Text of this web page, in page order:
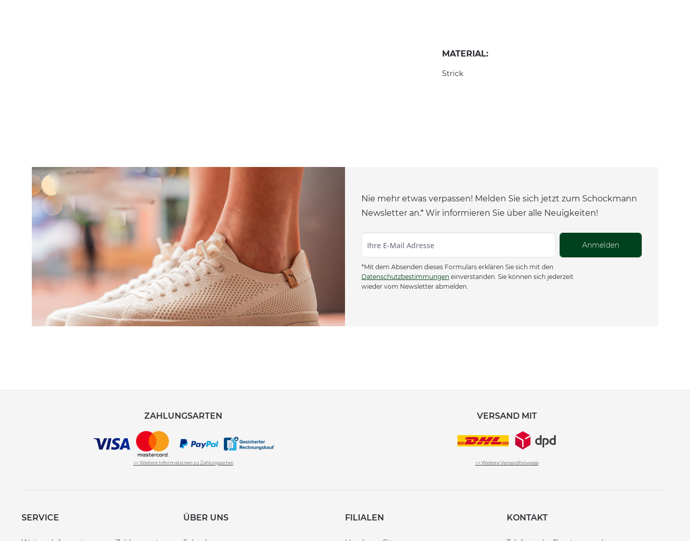
MATERIAL:
Strick
Nie mehr etwas verpassen! Melden Sie sich jetzt zum Schockmann
Newsletter an.* Wir informieren Sie über alle Neuigkeiten!
Anmelden
*Mit dem Absenden dieses Formulars erklären Sie sich mit den
Datenschutzbestimmungen einverstanden. Sie können sich jederzeit
wieder vom Newsletter abmelden.
ZAHLUNGSARTEN
>> Weitere Informationen zu Zahlungsarten
VERSAND MIT
>> Weitere Versandhinweise
SERVICE ÜBER UNS FILIALEN KONTAKT